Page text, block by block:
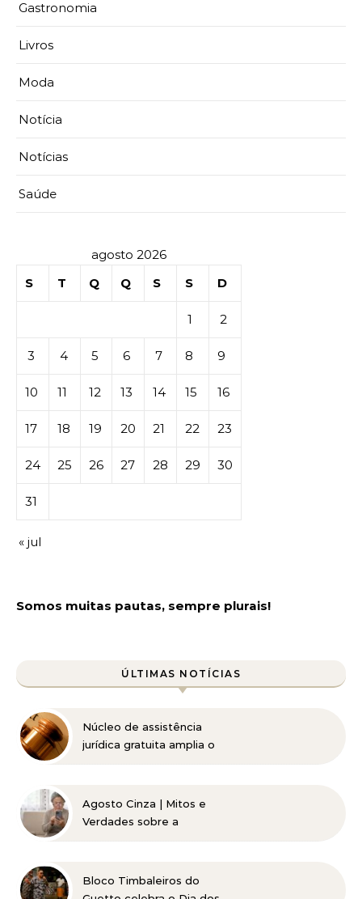
Gastronomia
Livros
Moda
Notícia
Notícias
Saúde
agosto 2026
S
T Q Q S S D
1 2
3 4 5 6 7 8 9
10 11 12 13 14 15 16
17 18 19 20 21 22 23
24 25 26 27 28 29 30
31
« jul
Somos muitas pautas, sempre plurais!
ÚLTIMAS NOTÍCIAS
Núcleo de assistência
jurídica gratuita amplia o
Agosto Cinza | Mitos e
Verdades sobre a
Bloco Timbaleiros do